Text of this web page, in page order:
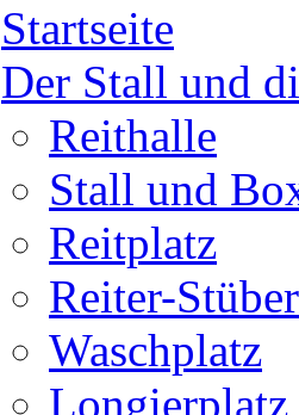
Startseite
Der Stall und
Reithalle
Stall und
Reitplatz
Reiter-
Waschplatz
Longierplatz